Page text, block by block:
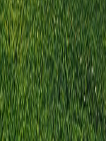
de strijd aan met
afgetrapt om